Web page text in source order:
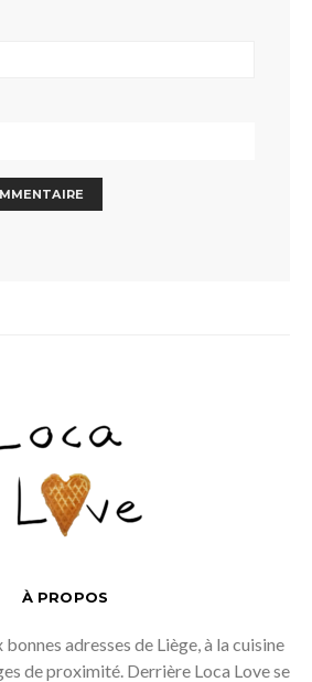
À PROPOS
adresses de Liège, à la cuisine
de proximité. Derrière Loca Love se